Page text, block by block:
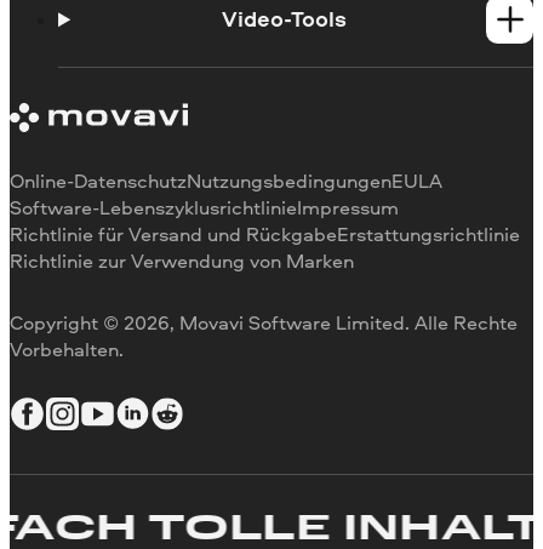
Beschränkungen bei Testversionen
Rückerstattung
Empfehlungen
Für Arbeit
Video-Tools
Video zuschneiden
Video drehen
Videogröße ändern
Video umkehren
Video stabilisieren
Text zum Video hinzufügen
Video erstellen
Copyright © 2026, Movavi Software Limited. Alle Rechte
Vorbehalten.
Online-DatenschutzNutzungsbedingungenEULA
Software-LebenszyklusrichtlinieImpressum
Richtlinie für Versand und RückgabeErstattungsrichtlinie
Richtlinie zur Verwendung von Marken
TOLLE INHALTE